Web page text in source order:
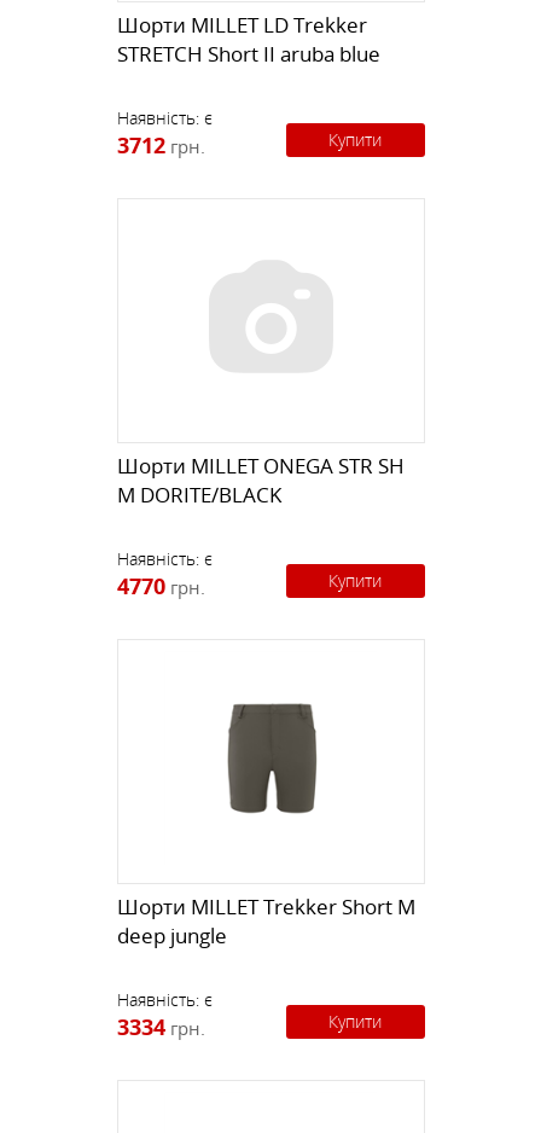
Шорти MILLET LD Trekker
STRETCH Short II aruba blue
Наявність: є
3712 грн. Купити
Шорти MILLET ONEGA STR SH
M DORITE/BLACK
Наявність: є
4770 грн. Купити
Шорти MILLET Trekker Short M
deep jungle
Наявність: є
3334 грн. Купити